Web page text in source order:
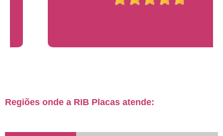
Regiões onde a RIB Placas atende: